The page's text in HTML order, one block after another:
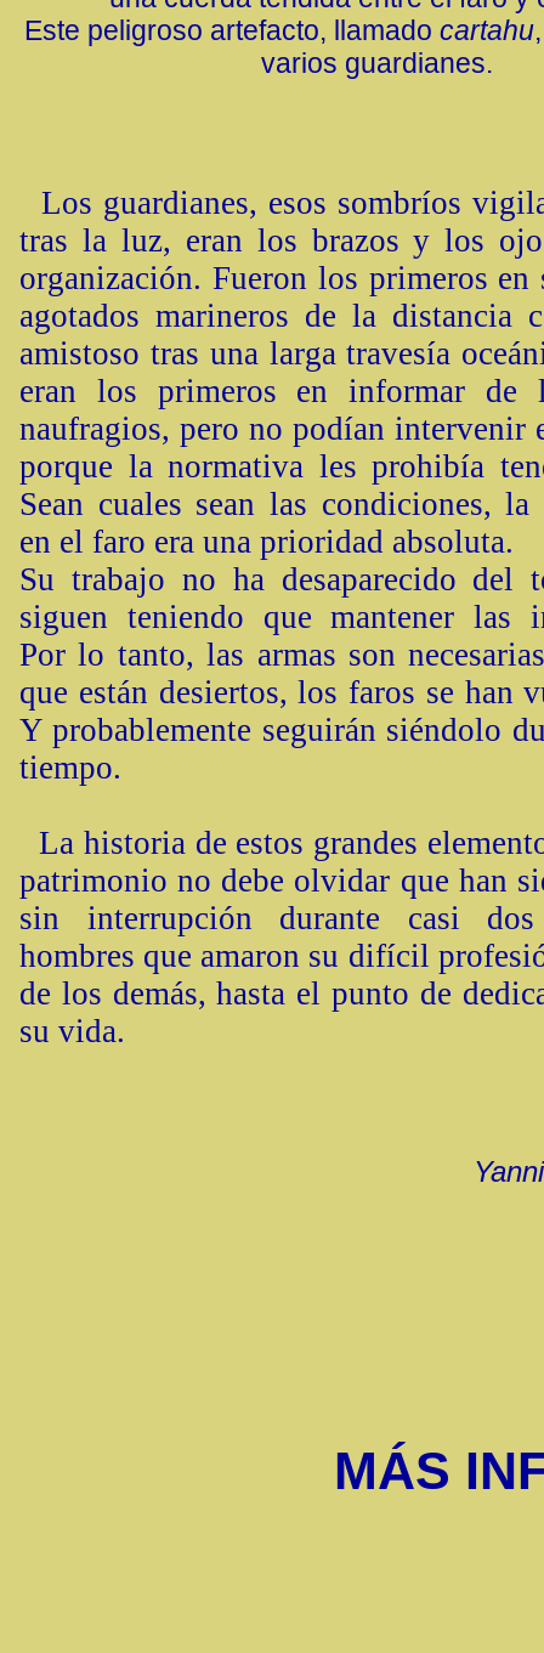
Este peligroso artefacto, llamado cartahu
varios guardianes.
Los guardianes, esos sombríos
tras la luz, eran los brazos y los
organización. Fueron los primeros en
agotados marineros de la distancia
amistoso tras una larga travesía
eran los primeros en informar de
naufragios, pero no podían intervenir
porque la normativa les prohibía
Sean cuales sean las condiciones, la
en el faro era una prioridad absoluta.
Su trabajo no ha desaparecido del
siguen teniendo que mantener las
Por lo tanto, las armas son
que están desiertos, los faros se han
Y probablemente seguirán siéndolo
tiempo.
La historia de estos grandes
patrimonio no debe olvidar que han
sin interrupción durante casi
hombres que amaron su difícil
de los demás, hasta el punto de
su vida.
MÁS